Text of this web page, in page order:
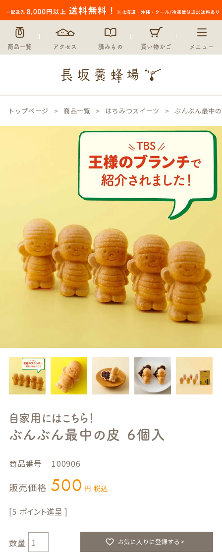
商品一覧 アクセス 読みもの 買い物かご メニュー
トップページ 商品一覧 はちみつスイーツ ぶんぶん最中
自家用にはこちら！
ぶんぶん最中の皮 ６個入
商品番号 100906
販売価格 500 税込
5
お気に入りに登録する>